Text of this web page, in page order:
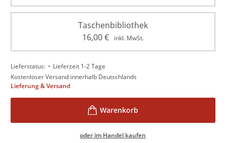
Taschenbibliothek
16,00€ inkl. MwSt.
Lieferstatus: • Lieferzeit 1-2 Tage
Kostenloser Versand innerhalb Deutschlands
Lieferung & Versand
oder im Handel kaufen